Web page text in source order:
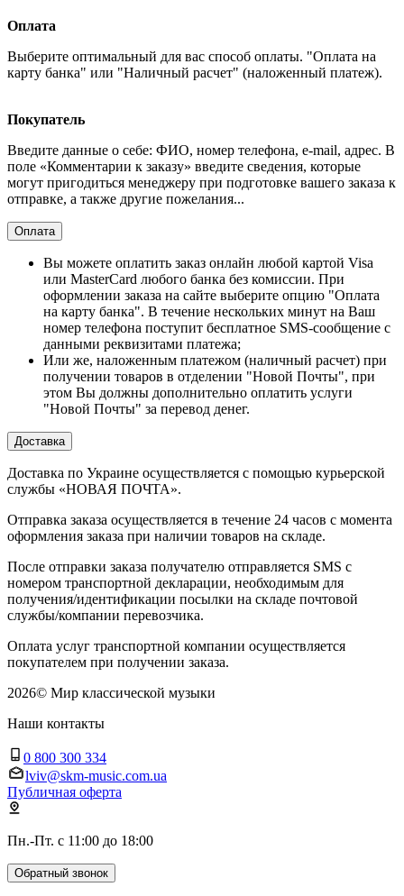
Оплата
Выберите оптимальный для вас способ оплаты. "Оплата на
карту банка" или "Наличный расчет" (наложенный платеж).
Покупатель
Введите данные о себе: ФИО, номер телефона, e-mail, адрес. В
поле «Комментарии к заказу» введите сведения, которые
могут пригодиться менеджеру при подготовке вашего заказа к
отправке, а также другие пожелания...
Оплата
Вы можете оплатить заказ онлайн любой картой Visa
или MasterCard любого банка без комиссии. При
оформлении заказа на сайте выберите опцию "Оплата
на карту банка". В течение нескольких минут на Ваш
номер телефона поступит бесплатное SMS-сообщение с
данными реквизитами платежа;
Или же, наложенным платежом (наличный расчет) при
получении товаров в отделении "Новой Почты", при
этом Вы должны дополнительно оплатить услуги
"Новой Почты" за перевод денег.
Доставка
Доставка по Украине осуществляется с помощью курьерской
службы «НОВАЯ ПОЧТА».
Отправка заказа осуществляется в течение 24 часов с момента
оформления заказа при наличии товаров на складе.
После отправки заказа получателю отправляется SMS с
номером транспортной декларации, необходимым для
получения/идентификации посылки на складе почтовой
службы/компании перевозчика.
Оплата услуг транспортной компании осуществляется
покупателем при получении заказа.
2026© Мир классической музыки
Наши контакты
0 800 300 334
lviv@skm-music.com.ua
Публичная оферта
Пн.-Пт. с 11:00 до 18:00
Обратный звонок